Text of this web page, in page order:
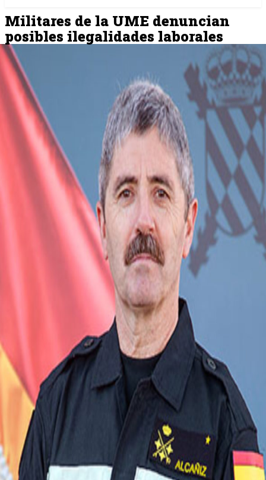
Militares de la UME denuncian
posibles ilegalidades laborales